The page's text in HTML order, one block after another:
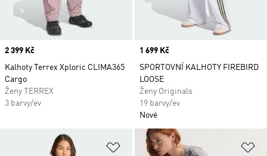
Price
2 399 Kč
Kalhoty Terrex Xploric CLIMA365
Cargo
Ženy TERREX
3 barvy/ev
Price
1 699 Kč
SPORTOVNÍ KALHOTY FIREBIRD
LOOSE
Ženy Originals
19 barvy/ev
Nové
Přidat do seznamu přání